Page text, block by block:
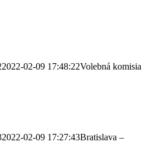
2022-02-09 17:48:22Volebná komisia
2022-02-09 17:27:43Bratislava –